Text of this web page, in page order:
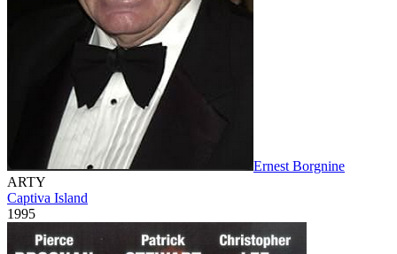
Ernest Borgnine
ARTY
Captiva Island
1995